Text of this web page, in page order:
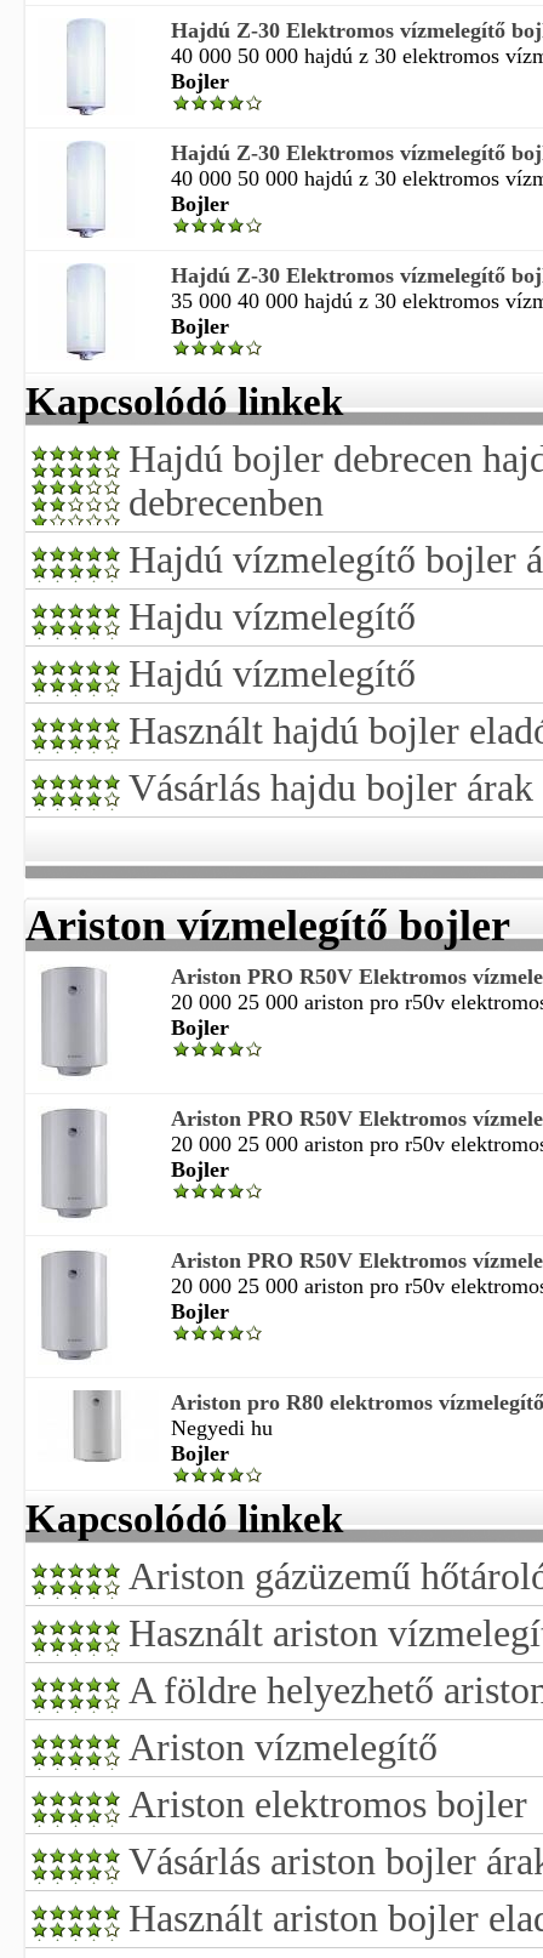
Hajdú Z-30 Elektromos vízmelegítő
40 000 50 000 hajdú z 30 elektromos
Bojler
Hajdú Z-30 Elektromos vízmelegítő
40 000 50 000 hajdú z 30 elektromos
Bojler
Hajdú Z-30 Elektromos vízmelegítő
35 000 40 000 hajdú z 30 elektromos
Bojler
Kapcsolódó linkek
Hajdú bojler debrecen
debrecenben
Hajdú vízmelegítő bojler
Hajdu vízmelegítő
Hajdú vízmelegítő
Használt hajdú bojler
Vásárlás hajdu bojler árak
Ariston vízmelegítő bojler
Ariston PRO R50V Elektromos
20 000 25 000 ariston pro r50v
Bojler
Ariston PRO R50V Elektromos
20 000 25 000 ariston pro r50v
Bojler
Ariston PRO R50V Elektromos
20 000 25 000 ariston pro r50v
Bojler
Ariston pro R80 elektromos
Negyedi hu
Bojler
Kapcsolódó linkek
Ariston gázüzemű
Használt ariston
A földre helyezhető
Ariston vízmelegítő
Ariston elektromos bojler
Vásárlás ariston bojler
Használt ariston bojler